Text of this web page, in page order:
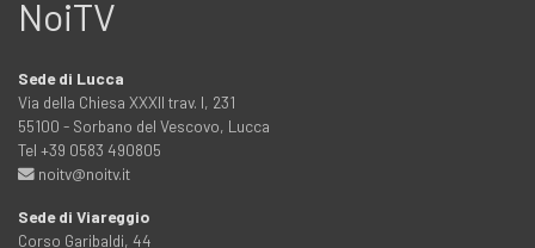
NoiTV
Sede di Lucca
Via della Chiesa XXXII trav. I, 231
55100 - Sorbano del Vescovo, Lucca
Tel +39 0583 490805
noitv@noitv.it
Sede di Viareggio
Corso Garibaldi, 44